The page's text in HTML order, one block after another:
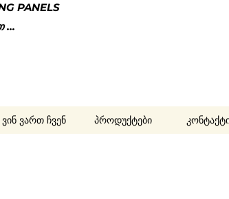
PANELS
...
ვინ ვართ ჩვენ პროდუქტები